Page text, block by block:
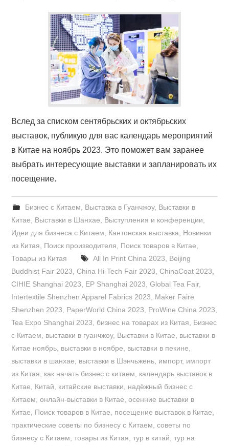
Вслед за списком сентябрьских и октябрьских
выставок, публикую для вас календарь мероприятий
в Китае на ноябрь 2023. Это поможет вам заранее
выбрать интересующие выставки и запланировать их
посещение.
Бизнес с Китаем Выставка в Гуанчжоу, Выставки в
Китае
Выставки в Шанхае Выступления и конференции
Идеи для бизнеса с Китаем
Кантонская выставка
Новинки
из Китая
Поиск производителя Поиск товаров в Китае
Товары из Китая
All In Print China 2023
Beijing
Buddhist Fair 2023 ,China Hi-Tech Fair 2023 ,ChinaCoat 2023
CIHIE Shanghai 2023
EP Shanghai 2023 ,Global Tea Fair,
Intertextile Shenzhen Apparel Fabrics 2023
Maker Faire
Shenzhen 2023
PaperWorld China 2023 ProWine China 2023
Tea Expo Shanghai 2023
бизнес на товарах из Китая
Бизнес
с Китаем
выставки в гуанчжоу, Выставки в Китае
выставки в
Китае ноябрь выставки в ноябре выставки в пекине
выставки в шанхае
выставки в Шэнчьжень импорт, импорт
из Китая
как начать бизнес с китаем
календарь выставок в
Китае
Китай китайские выставки
надёжный бизнес с
Китаем ,онлайн-выставки в Китае ,осенние выставки в
Китае
Поиск товаров в Китае посещение выставок в Китае
практические советы по бизнесу с Китаем ,советы по
бизнесу с Китаем ,товары из Китая ,тур в китай ,тур на